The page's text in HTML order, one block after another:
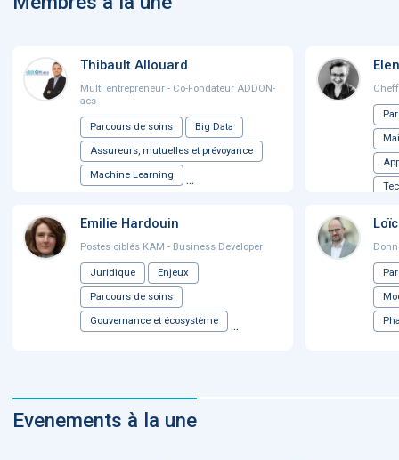
Thibault Allouard
Multi entrepreneur - Co-Fondateur ADDON-
acs
Parcours de soins Big Data
Assureurs, mutuelles et prévoyance
Machine Learning ...
Emilie Hardouin
Postes ciblés KAM - Business Developer
Juridique Enjeux
Parcours de soins
Gouvernance et écosystème ...
Evenements à la une